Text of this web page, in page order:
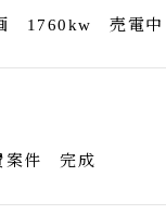
1760kw 売電中
案件 完成